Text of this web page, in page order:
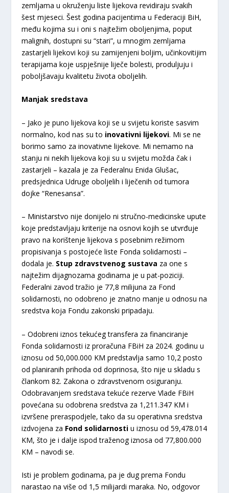
zemljama u okruženju liste lijekova revidiraju svakih
šest mjeseci. Šest godina pacijentima u Federaciji BiH,
među kojima su i oni s najtežim oboljenjima, poput
malignih, dostupni su “stari”, u mnogim zemljama
zastarjeli lijekovi koji su zamijenjeni boljim, učinkovitijim
terapijama koje uspješnije liječe bolesti, produljuju i
poboljšavaju kvalitetu života oboljelih.
Manjak sredstava
– Jako je puno lijekova koji se u svijetu koriste sasvim
normalno, kod nas su to inovativni lijekovi. Mi se ne
borimo samo za inovativne lijekove. Mi nemamo na
stanju ni nekih lijekova koji su u svijetu možda čak i
zastarjeli – kazala je za Federalnu Enida Glušac,
predsjednica Udruge oboljelih i liječenih od tumora
dojke “Renesansa”.
– Ministarstvo nije donijelo ni stručno-medicinske upute
koje predstavljaju kriterije na osnovi kojih se utvrđuje
pravo na korištenje lijekova s posebnim režimom
propisivanja s postojeće liste Fonda solidarnosti –
dodala je. Stup zdravstvenog sustava za one s
najtežim dijagnozama godinama je u pat-poziciji.
Federalni zavod tražio je 77,8 milijuna za Fond
solidarnosti, no odobreno je znatno manje u odnosu na
sredstva koja Fondu zakonski pripadaju.
– Odobreni iznos tekućeg transfera za financiranje
Fonda solidarnosti iz proračuna FBiH za 2024. godinu u
iznosu od 50,000.000 KM predstavlja samo 10,2 posto
od planiranih prihoda od doprinosa, što nije u skladu s
člankom 82. Zakona o zdravstvenom osiguranju.
Odobravanjem sredstava tekuće rezerve Vlade FBiH
povećana su odobrena sredstva za 1,211.347 KM i
izvršene preraspodjele, tako da su operativna sredstva
izdvojena za Fond solidarnosti u iznosu od 59,478.014
KM, što je i dalje ispod traženog iznosa od 77,800.000
KM – navodi se.
Isti je problem godinama, pa je dug prema Fondu
narastao na više od 1,5 milijardi maraka. No, odgovor